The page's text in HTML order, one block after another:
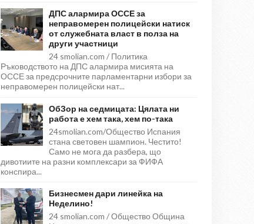
ДПС алармира ОССЕ за
неправомерен полицейски натиск
от служебната власт в полза на
други участници
24 smolian.com / Политика
Ръководството на ДПС алармира мисията на
ОССЕ за предсрочните парламентарни избори за
неправомерен полицейски нат...
ОбЗор на седмицата: Цялата ни
работа е хем така, хем по-така
24smolian.com/Общество Испания
стана световен шампион. Честито!
Само не мога да разбера, що
дивотиите на разни комплексари за ФИФА
конспира...
Бизнесмен дари линейка на
Неделино!
24 smolian.com / Общество Община